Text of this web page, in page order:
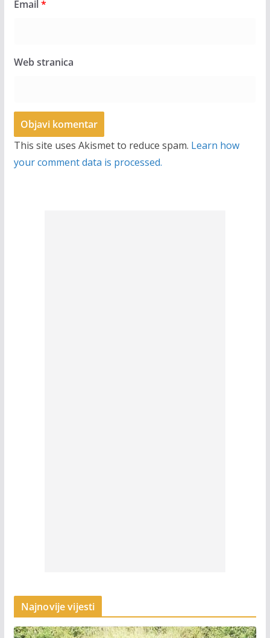
Email *
Web stranica
This site uses Akismet to reduce spam. Learn how
your comment data is processed.
Najnovije vijesti